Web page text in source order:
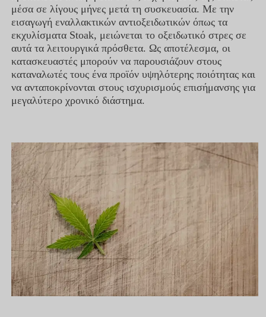
μέσα σε λίγους μήνες μετά τη συσκευασία. Με την
εισαγωγή εναλλακτικών αντιοξειδωτικών όπως τα
εκχυλίσματα Stoak, μειώνεται το οξειδωτικό στρες σε
αυτά τα λειτουργικά πρόσθετα. Ως αποτέλεσμα, οι
κατασκευαστές μπορούν να παρουσιάζουν στους
καταναλωτές τους ένα προϊόν υψηλότερης ποιότητας και
να ανταποκρίνονται στους ισχυρισμούς επισήμανσης για
μεγαλύτερο χρονικό διάστημα.